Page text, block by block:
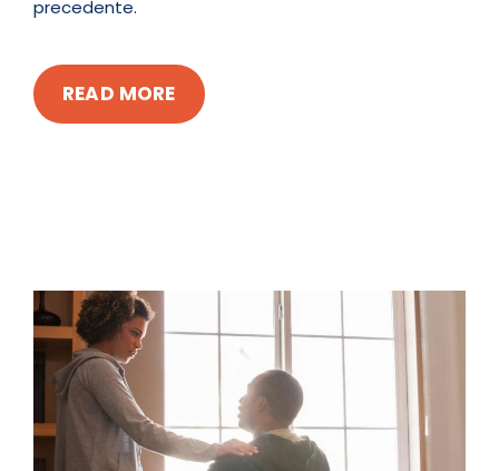
precedente.
READ MORE